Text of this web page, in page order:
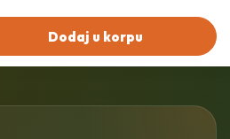
Dodaj u korpu